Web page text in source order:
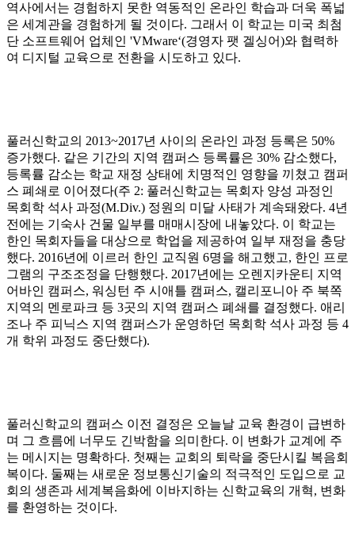
역사에서는 경험하지 못한 역동적인 온라인 학습과 더욱 폭넓
은 세계관을 경험하게 될 것이다. 그래서 이 학교는 미국 최첨
단 소프트웨어 업체인 'VMware‘(경영자 팻 겔싱어)와 협력하
여 디지털 교육으로 전환을 시도하고 있다.
풀러신학교의 2013~2017년 사이의 온라인 과정 등록은 50%
증가했다. 같은 기간의 지역 캠퍼스 등록률은 30% 감소했다,
등록률 감소는 학교 재정 상태에 치명적인 영향을 끼쳤고 캠퍼
스 폐쇄로 이어졌다(주 2: 풀러신학교는 목회자 양성 과정인
목회학 석사 과정(M.Div.) 정원의 미달 사태가 계속돼왔다. 4년
전에는 기숙사 건물 일부를 매매시장에 내놓았다. 이 학교는
한인 목회자들을 대상으로 학업을 제공하여 일부 재정을 충당
했다. 2016년에 이르러 한인 교직원 6명을 해고했고, 한인 프로
그램의 구조조정을 단행했다. 2017년에는 오렌지카운티 지역
어바인 캠퍼스, 워싱턴 주 시애틀 캠퍼스, 캘리포니아 주 북쪽
지역의 멘로파크 등 3곳의 지역 캠퍼스 폐쇄를 결정했다. 애리
조나 주 피닉스 지역 캠퍼스가 운영하던 목회학 석사 과정 등 4
개 학위 과정도 중단했다).
풀러신학교의 캠퍼스 이전 결정은 오늘날 교육 환경이 급변하
며 그 흐름에 너무도 긴박함을 의미한다. 이 변화가 교계에 주
는 메시지는 명확하다. 첫째는 교회의 퇴락을 중단시킬 복음회
복이다. 둘째는 새로운 정보통신기술의 적극적인 도입으로 교
회의 생존과 세계복음화에 이바지하는 신학교육의 개혁, 변화
를 환영하는 것이다.